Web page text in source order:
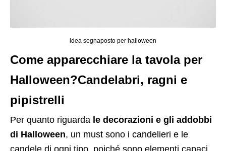
idea segnaposto per halloween
Come apparecchiare la tavola per
Halloween?Candelabri, ragni e
pipistrelli
Per quanto riguarda le decorazioni e gli addobbi
di Halloween, un must sono i candelieri e le